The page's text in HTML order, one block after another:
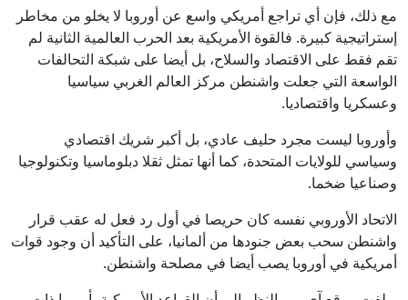
مع ذلك، فإن أي تراجع أمريكي واسع عن أوروبا لا يخلو من مخاطر
إستراتيجية كبيرة. فالقوة الأمريكية بعد الحرب العالمية الثانية لم
تقم فقط على الاقتصاد والسلاح، بل أيضا على شبكة التحالفات
الواسعة التي جعلت واشنطن مركز العالم الغربي سياسيا
وعسكريا واقتصاديا.
وأوروبا ليست مجرد حليف عادي، بل أكبر شريك اقتصادي
وسياسي للولايات المتحدة، كما أنها تمثل ثقلا دبلوماسيا وتكنولوجيا
وصناعيا ضخما.
الاتحاد الأوروبي نفسه كان حريصا في أول رد فعل له عقب قرار
واشنطن سحب بعض جنودها من ألمانيا، على التأكيد أن وجود قوات
أمريكية في أوروبا يصب أيضا في مصلحة واشنطن.